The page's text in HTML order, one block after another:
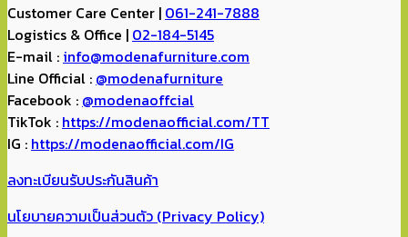
Customer Care Center | 061-241-7888
Logistics & Office | 02-184-5145
E-mail : info@modenafurniture.com
Line Official : @modenafurniture
Facebook : @modenaoffcial
TikTok : https://modenaofficial.com/TT
IG : https://modenaofficial.com/IG
ลงทะเบียนรับประกันสินค้า
นโยบายความเป็นส่วนตัว (Privacy Policy)